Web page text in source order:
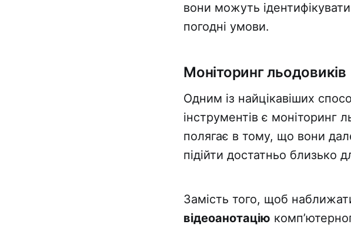
вони можуть
погодні умови.
Моніторинг льодовиків
Одним із найцікавіших
інструментів є моніторинг
полягає в тому, що вони
підійти достатньо близько
Замість того, щоб
відеоанотацію